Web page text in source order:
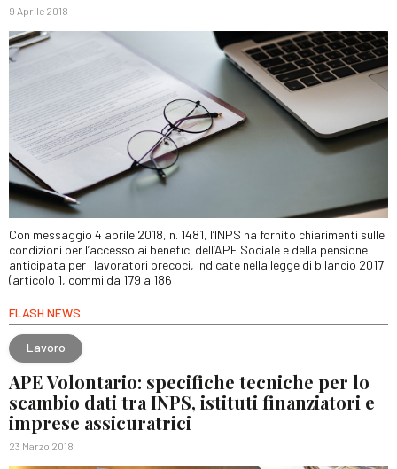
9 Aprile 2018
Con messaggio 4 aprile 2018, n. 1481, l’INPS ha fornito chiarimenti sulle
condizioni per l’accesso ai benefici dell’APE Sociale e della pensione
anticipata per i lavoratori precoci, indicate nella legge di bilancio 2017
(articolo 1, commi da 179 a 186
FLASH NEWS
Lavoro
APE Volontario: specifiche tecniche per lo
scambio dati tra INPS, istituti finanziatori e
imprese assicuratrici
23 Marzo 2018